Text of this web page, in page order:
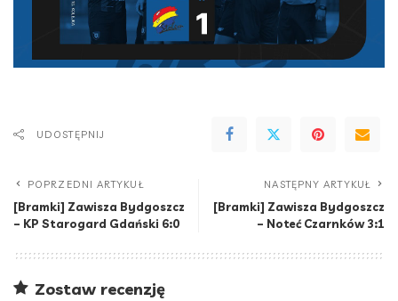
UDOSTĘPNIJ
POPRZEDNI ARTYKUŁ
[Bramki] Zawisza Bydgoszcz
– KP Starogard Gdański 6:0
NASTĘPNY ARTYKUŁ
[Bramki] Zawisza Bydgoszcz
– Noteć Czarnków 3:1
Zostaw recenzję